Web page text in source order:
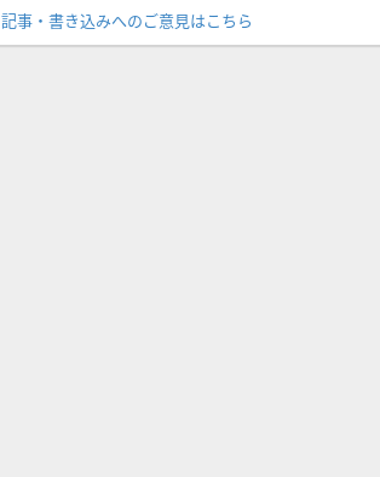
記事・書き込みへのご意見はこちら